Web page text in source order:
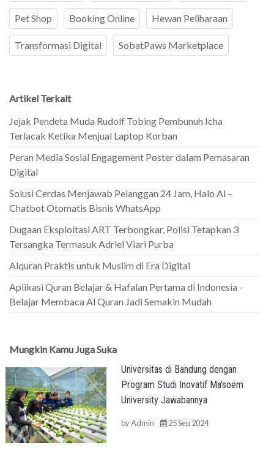
Pet Shop Booking Online Hewan Peliharaan
Transformasi Digital SobatPaws Marketplace
Artikel Terkait
Jejak Pendeta Muda Rudolf Tobing Pembunuh Icha
Terlacak Ketika Menjual Laptop Korban
Peran Media Sosial Engagement Poster dalam Pemasaran
Digital
Solusi Cerdas Menjawab Pelanggan 24 Jam, Halo AI -
Chatbot Otomatis Bisnis WhatsApp
Dugaan Eksploitasi ART Terbongkar, Polisi Tetapkan 3
Tersangka Termasuk Adriel Viari Purba
Alquran Praktis untuk Muslim di Era Digital
Aplikasi Quran Belajar & Hafalan Pertama di Indonesia -
Belajar Membaca Al Quran Jadi Semakin Mudah
Mungkin Kamu Juga Suka
Universitas di Bandung dengan
Program Studi Inovatif Ma'soem
University Jawabannya
byAdmin 25 Sep 2024